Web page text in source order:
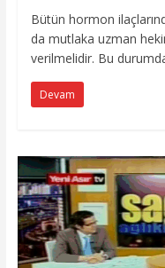
Bütün hormon
da mutlaka uzman
verilmelidir. Bu
Devam